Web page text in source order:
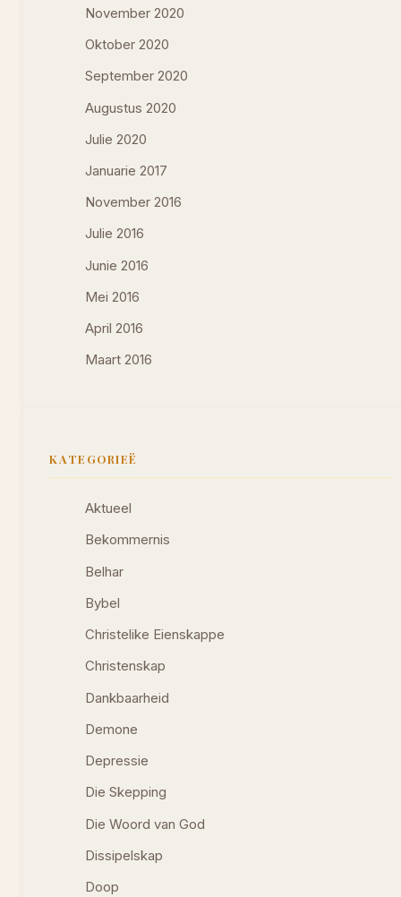
November 2020
Oktober 2020
September 2020
Augustus 2020
Julie 2020
Januarie 2017
November 2016
Julie 2016
Junie 2016
Mei 2016
April 2016
Maart 2016
KATEGORIEË
Aktueel
Bekommernis
Belhar
Bybel
Christelike Eienskappe
Christenskap
Dankbaarheid
Demone
Depressie
Die Skepping
Die Woord van God
Dissipelskap
Doop